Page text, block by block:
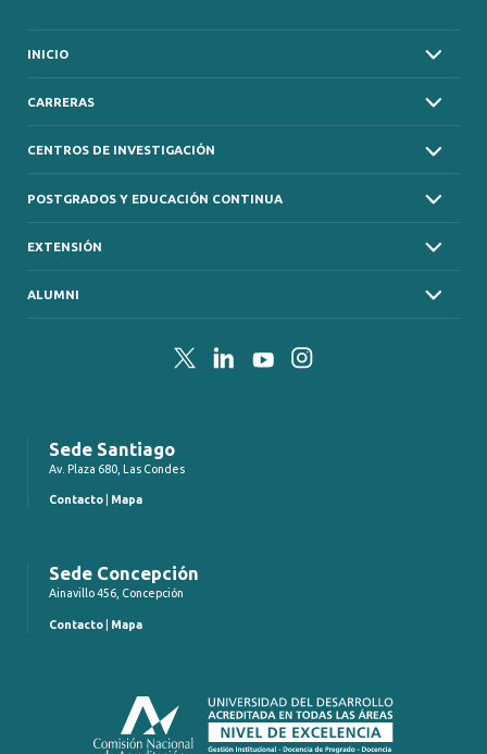
INICIO
CARRERAS
CENTROS DE INVESTIGACIÓN
POSTGRADOS Y EDUCACIÓN CONTINUA
EXTENSIÓN
ALUMNI
TwitterLinkedInYouTubeInstagram
Sede Santiago
Av. Plaza 680, Las Condes
Contacto Mapa
Sede Concepción
Ainavillo 456, Concepción
Contacto Mapa